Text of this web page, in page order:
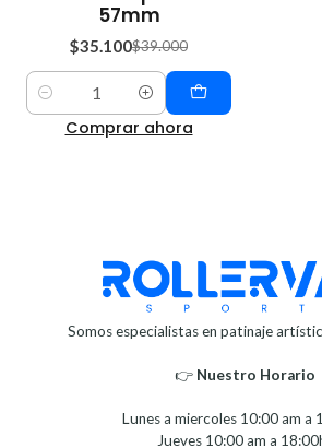
57mm
$35.100$39.000
Cantidad
Comprar ahora
Somos especialistas en patinaje
👉 Nuestro Horario⁣⁣
Lunes a miercoles 10:00 am a
Jueves 10:00 am a